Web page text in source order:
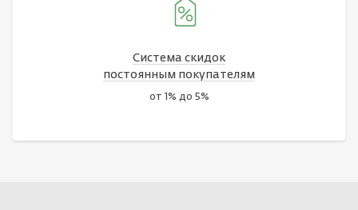
Система скидок
постоянным покупателям
от 1% до 5%